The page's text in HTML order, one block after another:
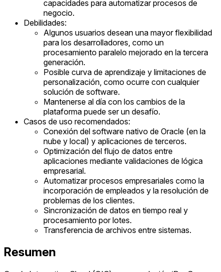
capacidades para automatizar procesos de
negocio.
Debilidades:
Algunos usuarios desean una mayor flexibilidad
para los desarrolladores, como un
procesamiento paralelo mejorado en la tercera
generación.
Posible curva de aprendizaje y limitaciones de
personalización, como ocurre con cualquier
solución de software.
Mantenerse al día con los cambios de la
plataforma puede ser un desafío.
Casos de uso recomendados:
Conexión del software nativo de Oracle (en la
nube y local) y aplicaciones de terceros.
Optimización del flujo de datos entre
aplicaciones mediante validaciones de lógica
empresarial.
Automatizar procesos empresariales como la
incorporación de empleados y la resolución de
problemas de los clientes.
Sincronización de datos en tiempo real y
procesamiento por lotes.
Transferencia de archivos entre sistemas.
Resumen